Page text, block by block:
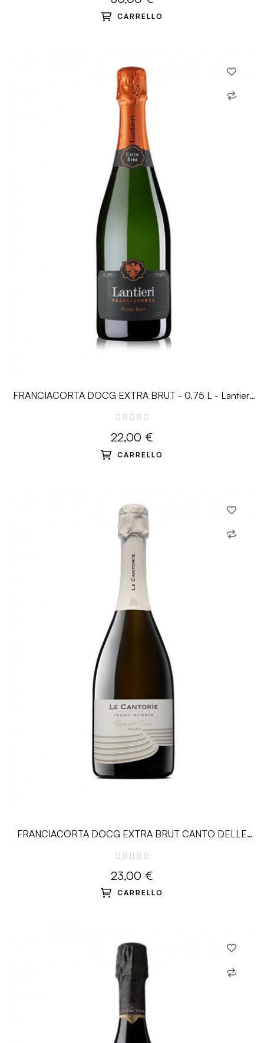
CARRELLO
FRANCIACORTA DOCG EXTRA BRUT - 0.75 L - Lantieri
22,00 €
CARRELLO
FRANCIACORTA DOCG EXTRA BRUT CANTO DELLE
23,00 €
CARRELLO